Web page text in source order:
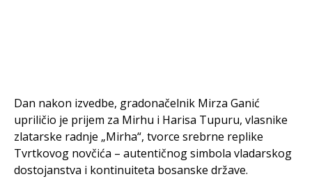
Dan nakon izvedbe, gradonačelnik Mirza Ganić
upriličio je prijem za Mirhu i Harisa Tupuru, vlasnike
zlatarske radnje „Mirha“, tvorce srebrne replike
Tvrtkovog novčića – autentičnog simbola vladarskog
dostojanstva i kontinuiteta bosanske države.